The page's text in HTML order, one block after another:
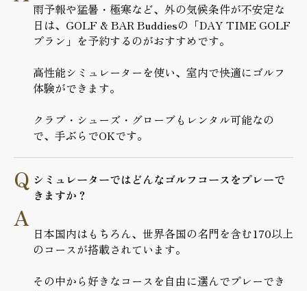
雨予報や猛暑・極寒など、外の気候条件が不安定な
日は、GOLF & BAR Buddiesの「DAY TIME GOLF
プラン」を予約するのがおすすめです。
高性能シミュレーターを使い、室内で快適にゴルフ
体験ができます。
クラブ・シューズ・グローブもレンタル可能なの
で、手ぶらでOKです。
シミュレーターではどんなゴルフコースをプレーで
きますか？
日本国内はもちろん、世界各国の名門を含む170以上
のコースが搭載されています。
その中から好きなコースを自由に選んでプレーでき